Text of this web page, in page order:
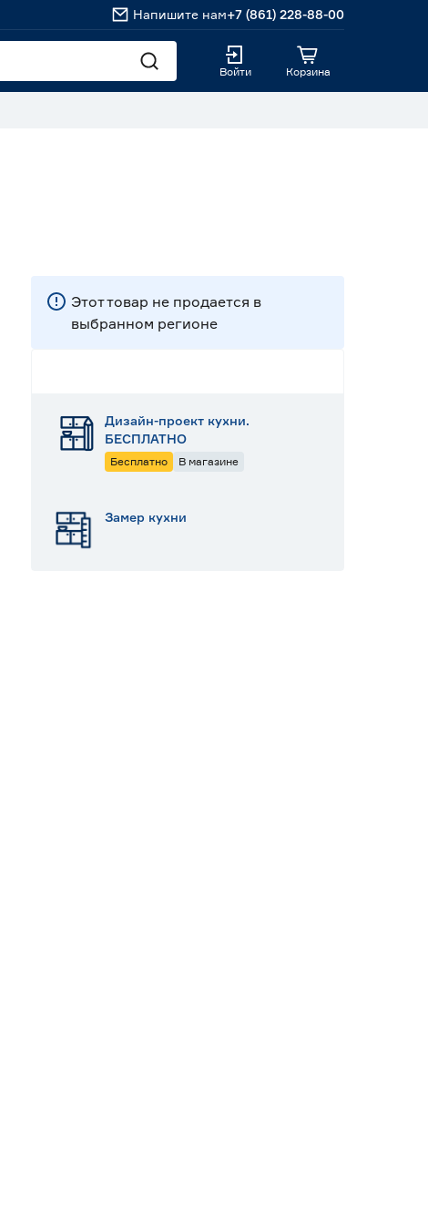
Напишите нам+7 (861) 228-88-00
Войти Корзина
Этот товар не продается в
выбранном регионе
Дизайн-проект кухни.
БЕСПЛАТНО
Бесплатно В магазине
Замер кухни